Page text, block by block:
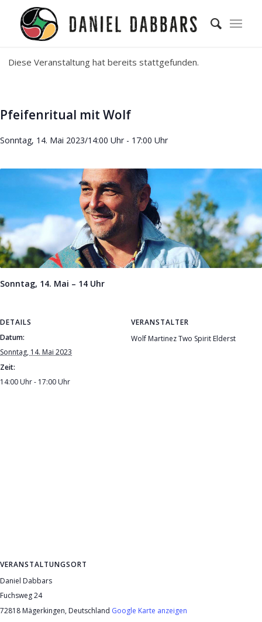
Diese Veranstaltung hat bereits stattgefunden.
Pfeifenritual mit Wolf
Sonntag, 14. Mai 2023/14:00 Uhr - 17:00 Uhr
Sonntag, 14. Mai – 14 Uhr
DETAILS
Datum:
Sonntag, 14. Mai 2023
Zeit:
14:00 Uhr - 17:00 Uhr
VERANSTALTER
Wolf Martinez Two Spirit Elderst
VERANSTALTUNGSORT
Daniel Dabbars
Fuchsweg 24
72818 Mägerkingen, Deutschland Google Karte anzeigen